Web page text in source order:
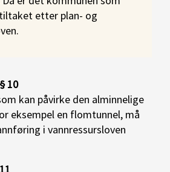
etter plan- og
10
kan påvirke den alminnelige
eksempel en flomtunnel, må
i vannressursloven